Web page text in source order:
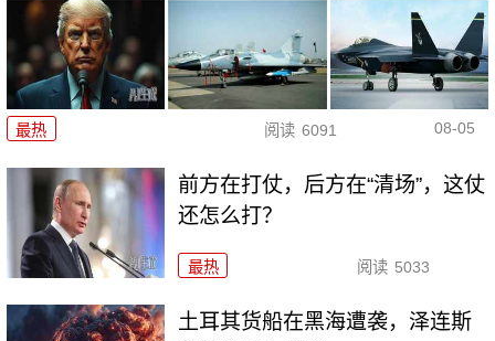
最热 阅读 6091 08-05
前方在打仗，后方在“清场”，这仗
还怎么打？
最热 阅读 5033
土耳其货船在黑海遭袭，泽连斯